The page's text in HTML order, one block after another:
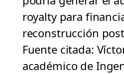
royalty para
reconstrucción
Fuente citada:
académico de